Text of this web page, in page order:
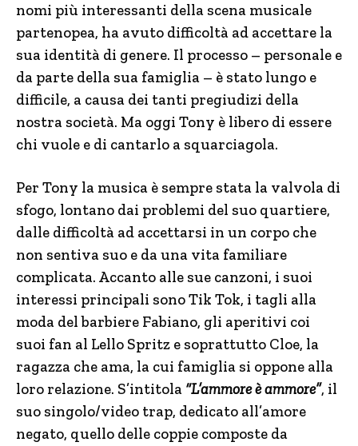
nomi più interessanti della scena musicale
partenopea, ha avuto difficoltà ad accettare la
sua identità di genere. Il processo – personale e
da parte della sua famiglia – è stato lungo e
difficile, a causa dei tanti pregiudizi della
nostra società. Ma oggi Tony è libero di essere
chi vuole e di cantarlo a squarciagola.
Per Tony la musica è sempre stata la valvola di
sfogo, lontano dai problemi del suo quartiere,
dalle difficoltà ad accettarsi in un corpo che
non sentiva suo e da una vita familiare
complicata. Accanto alle sue canzoni, i suoi
interessi principali sono Tik Tok, i tagli alla
moda del barbiere Fabiano, gli aperitivi coi
suoi fan al Lello Spritz e soprattutto Cloe, la
ragazza che ama, la cui famiglia si oppone alla
loro relazione. S’intitola “L’ammore è ammore”, il
suo singolo/video trap, dedicato all’amore
negato, quello delle coppie composte da